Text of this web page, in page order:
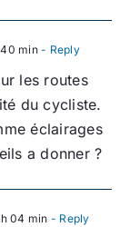
min- Reply
les routes
du cycliste.
éclairages
a donner ?
04 min - Reply